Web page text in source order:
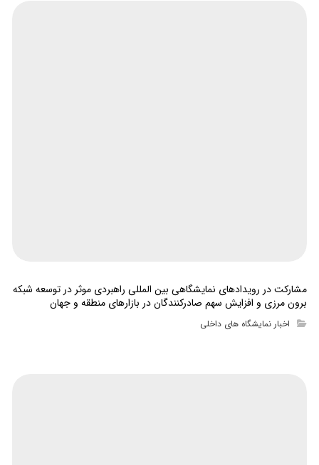
مشارکت در رویدادهای نمایشگاهی بین المللی راهبردی موثر در توسعه شبکه
برون مرزی و افزایش سهم صادرکنندگان در بازارهای منطقه و جهان
اخبار نمایشگاه های داخلی